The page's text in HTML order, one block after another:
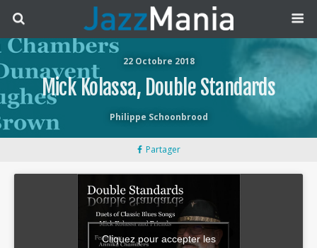
22 Octobre 2018
Mick Kolassa, Double Standards
Philippe Schoonbrood
Partager
Cliquez pour accepter les